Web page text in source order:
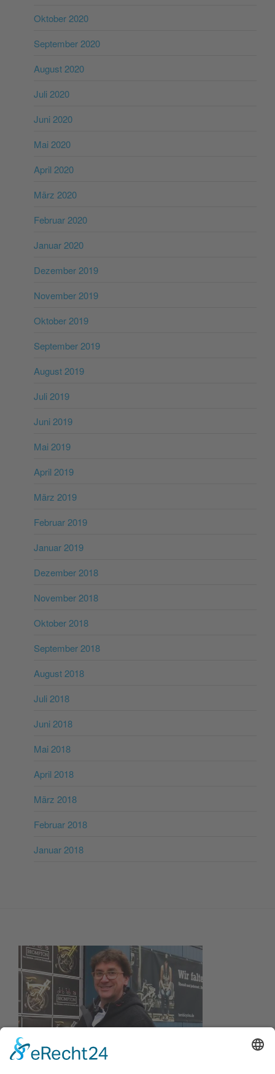
Oktober 2020
September 2020
August 2020
Juli 2020
Juni 2020
Mai 2020
April 2020
März 2020
Februar 2020
Januar 2020
Dezember 2019
November 2019
Oktober 2019
September 2019
August 2019
Juli 2019
Juni 2019
Mai 2019
April 2019
März 2019
Februar 2019
Januar 2019
Dezember 2018
November 2018
Oktober 2018
September 2018
August 2018
Juli 2018
Juni 2018
Mai 2018
April 2018
März 2018
Februar 2018
Januar 2018